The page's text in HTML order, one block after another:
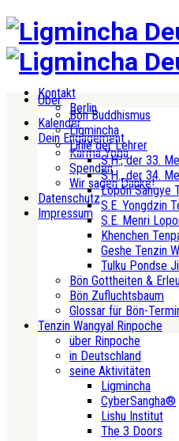
Kontakt
Berlin
Kalender
Dein Engagement
Karma Yoga
Spenden
Wir sagen Danke!
Datenschutz
Impressum
Über
Bön Buddhismus
Ligmincha
Linie der Lehrer
S.H., der 33.
S.H., der 34.
Lopön Sangye
S.E. Yongdzin
S.E. Menri
Khenchen
Geshe Tenzin
Tulku Pondse
Bön Gottheiten &
Bön Zufluchtsbaum
Glossar für Bön-
Tenzin Wangyal Rinpoche
über Rinpoche
in Deutschland
seine Aktivitäten
Ligmincha
CyberSangha®
Lishu Institut
The 3 Doors